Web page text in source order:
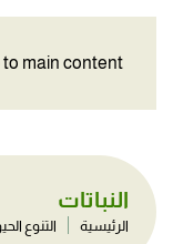
to main content
النباتات
الرئيسية التنوع